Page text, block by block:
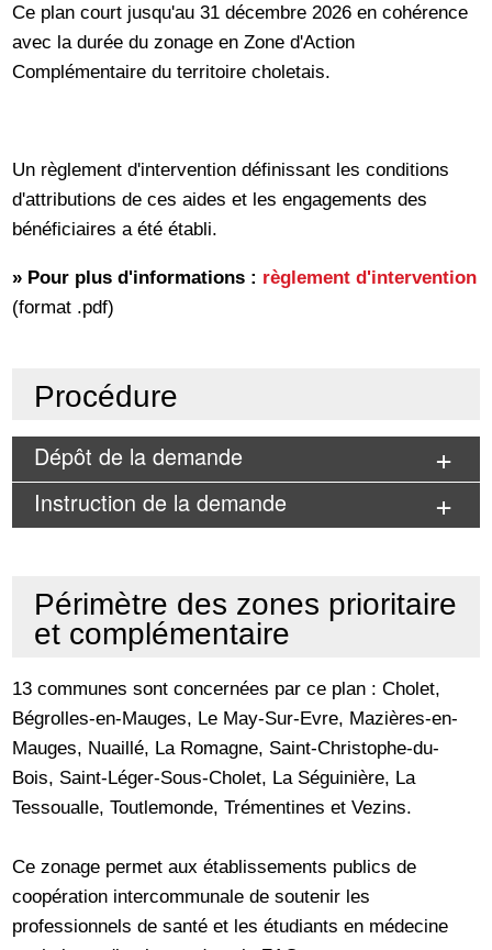
Ce plan court jusqu'au 31 décembre 2026 en cohérence
avec la durée du zonage en Zone d'Action
Complémentaire du territoire choletais.
Un règlement d'intervention définissant les conditions
d'attributions de ces aides et les engagements des
bénéficiaires a été établi.
» Pour plus d'informations : règlement d'intervention
(format .pdf)
Procédure
Dépôt de la demande
Instruction de la demande
Périmètre des zones prioritaire
et complémentaire
13 communes sont concernées par ce plan : Cholet,
Bégrolles-en-Mauges, Le May-Sur-Evre, Mazières-en-
Mauges, Nuaillé, La Romagne, Saint-Christophe-du-
Bois, Saint-Léger-Sous-Cholet, La Séguinière, La
Tessoualle, Toutlemonde, Trémentines et Vezins.
Ce zonage permet aux établissements publics de
coopération intercommunale de soutenir les
professionnels de santé et les étudiants en médecine